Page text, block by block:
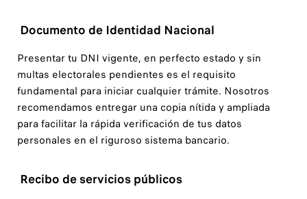
Documento de Identidad Nacional
Presentar tu DNI vigente, en perfecto estado y sin
multas electorales pendientes es el requisito
fundamental para iniciar cualquier trámite. Nosotros
recomendamos entregar una copia nítida y ampliada
para facilitar la rápida verificación de tus datos
personales en el riguroso sistema bancario.
Recibo de servicios públicos